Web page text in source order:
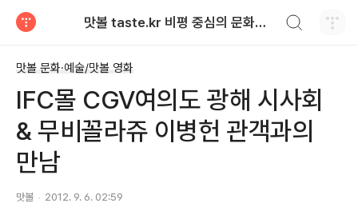
맛볼 taste.kr 비평 중심의 문화적 기호 · 맛 · 향기 리뷰
맛볼 문화·예술/맛볼 영화
IFC몰 CGV여의도 광해 시사회
& 무비꼴라쥬 이병헌 관객과의
만남
맛볼 2012. 9. 6. 02:59